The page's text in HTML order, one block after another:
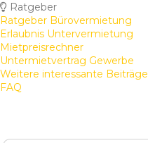
Ratgeber
Ratgeber Bürovermietung
Erlaubnis Untervermietung
Mietpreisrechner
Untermietvertrag Gewerbe
Weitere interessante Beiträge
FAQ